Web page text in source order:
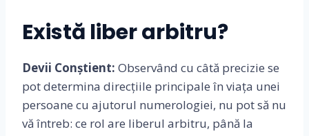
Există liber arbitru?
Devii Conștient: Observând cu câtă precizie se
pot determina direcțiile principale în viața unei
persoane cu ajutorul numerologiei, nu pot să nu
vă întreb: ce rol are liberul arbitru, până la